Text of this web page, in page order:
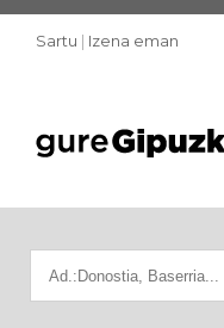
Sartu | Izena eman